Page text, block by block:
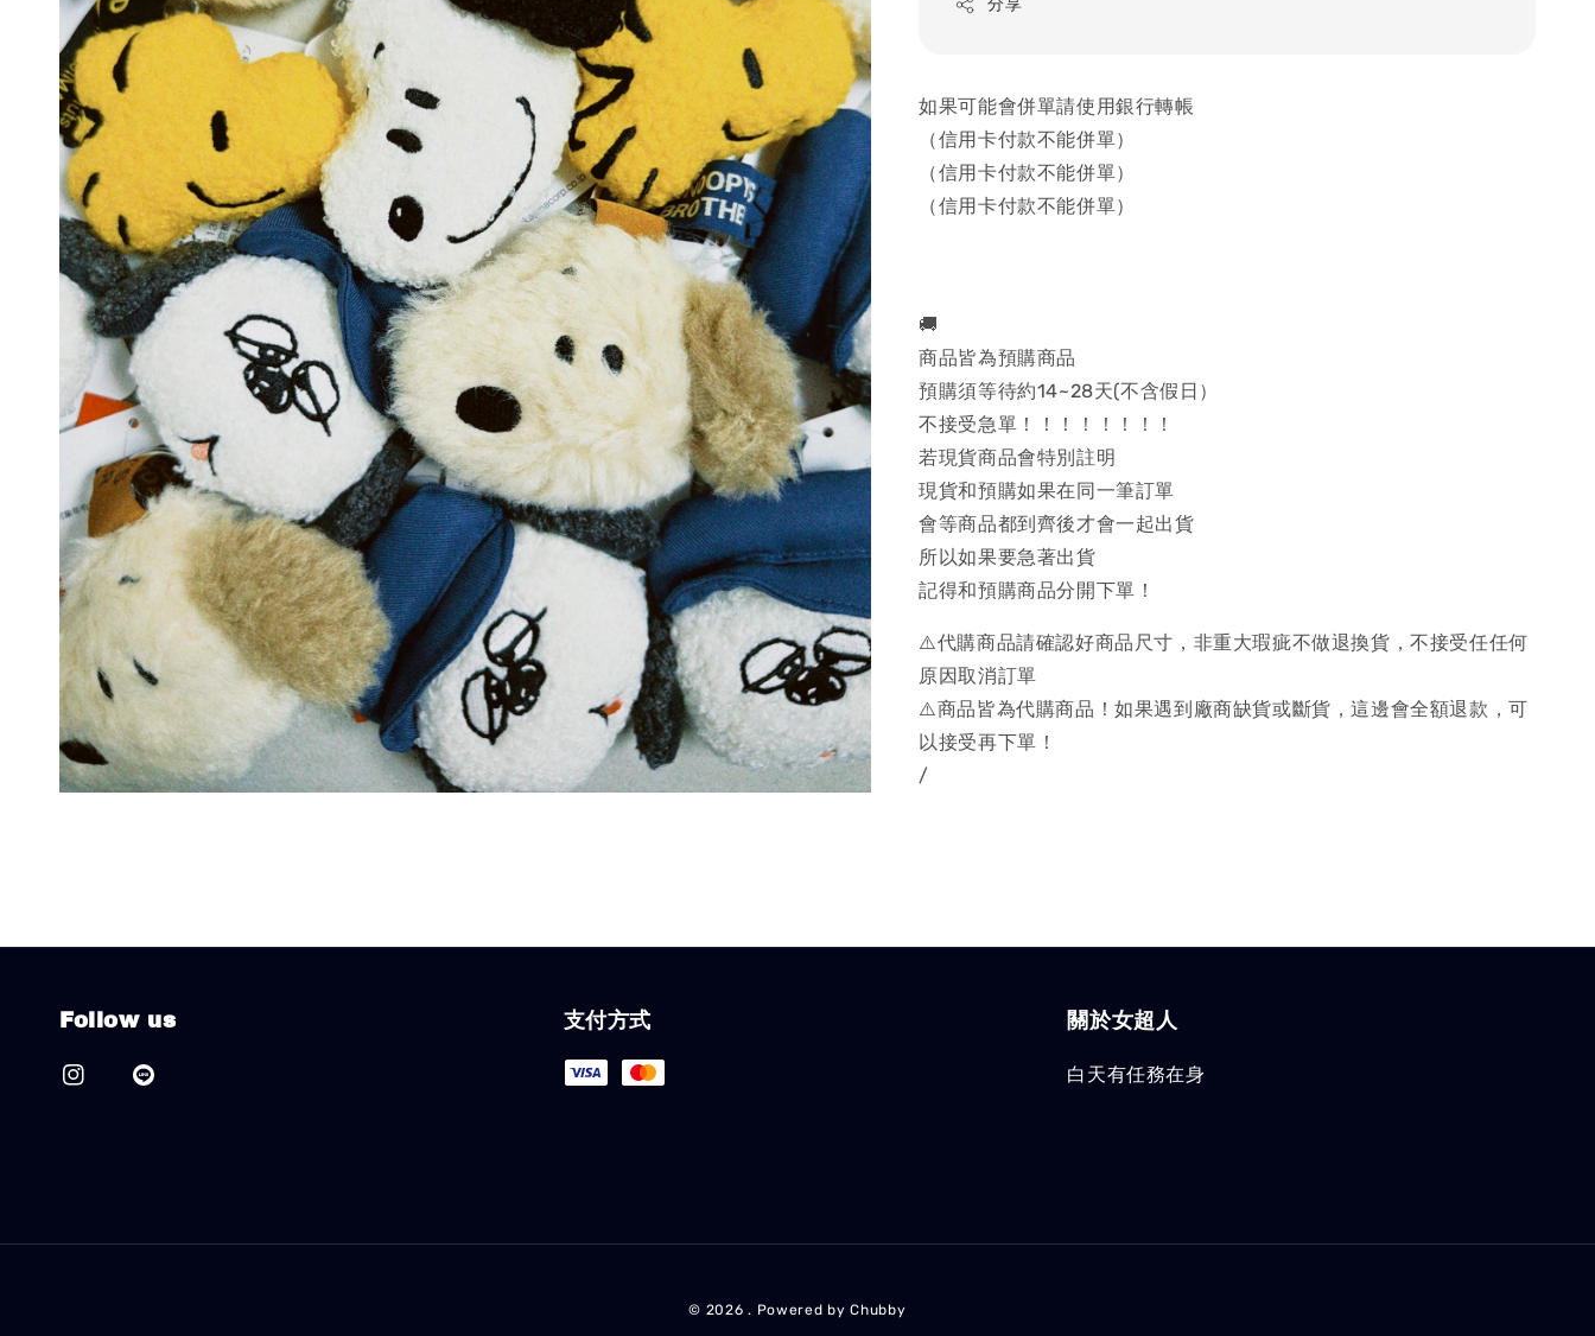
分享
如果可能會併單請使用銀行轉帳
（信用卡付款不能併單）
（信用卡付款不能併單）
（信用卡付款不能併單）
🚚
商品皆為預購商品
預購須等待約14~28天(不含假日）
不接受急單！！！！！！！！
若現貨商品會特別註明
現貨和預購如果在同一筆訂單
會等商品都到齊後才會一起出貨
所以如果要急著出貨
記得和預購商品分開下單！
⚠️代購商品請確認好商品尺寸，非重大瑕疵不做退換貨，不接受任任何
原因取消訂單
⚠️商品皆為代購商品！如果遇到廠商缺貨或斷貨，這邊會全額退款，可
以接受再下單！
/
Follow us 支付方式 關於女超人
白天有任務在身
© 2026 . Powered by Chubby